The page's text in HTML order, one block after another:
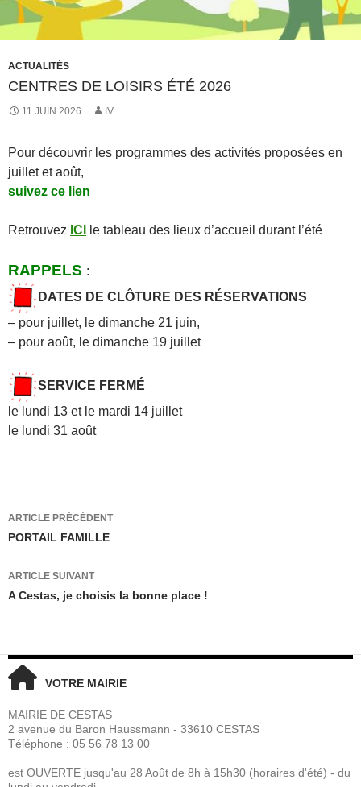
ACTUALITÉS
CENTRES DE LOISIRS ÉTÉ 2026
11 JUIN 2026 IV
Pour découvrir les programmes des activités proposées en
juillet et août,
suivez ce lien
Retrouvez ICI le tableau des lieux d’accueil durant l’été
RAPPELS :
DATES DE CLÔTURE DES RÉSERVATIONS
– pour juillet, le dimanche 21 juin,
– pour août, le dimanche 19 juillet
SERVICE FERMÉ
le lundi 13 et le mardi 14 juillet
le lundi 31 août
Navigation
articles
ARTICLE PRÉCÉDENT
PORTAIL FAMILLE
ARTICLE SUIVANT
A Cestas, je choisis la bonne place !
VOTRE MAIRIE
MAIRIE DE CESTAS
2 avenue du Baron Haussmann - 33610 CESTAS
Téléphone : 05 56 78 13 00
est OUVERTE jusqu'au 28 Août de 8h à 15h30 (horaires d'été) - du